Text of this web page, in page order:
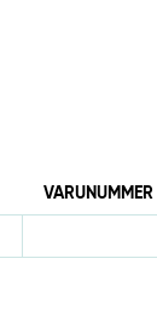
VARUNUMMER